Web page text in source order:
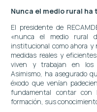
Nunca el medio rural
El presidente de
«nunca el medio rural
institucional como ahora y
medidas reales y
viven y trabajan en los
Asimismo, ha asegurado
éxodo que venían
fundamental contar
formación, sus